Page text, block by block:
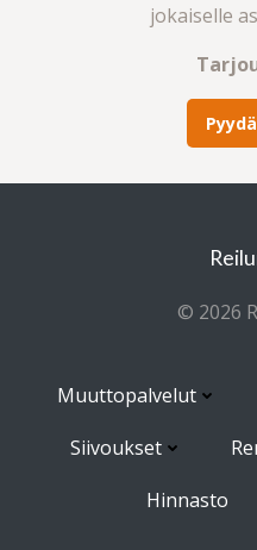
jokaiselle
© 2026
Muuttopalvelut
Siivoukset
Hinnasto